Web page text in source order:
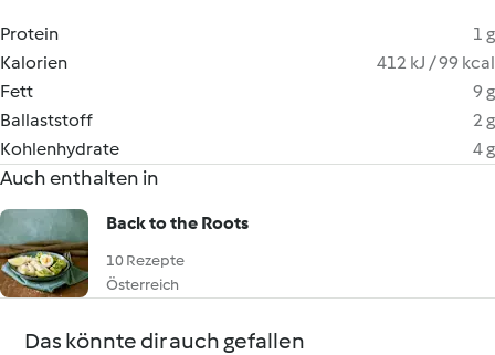
Protein
1 g
Kalorien
412 kJ / 99 kcal
Fett
9 g
Ballaststoff
2 g
Kohlenhydrate
4 g
Auch enthalten in
Back to the Roots
10 Rezepte
Österreich
Das könnte dir auch gefallen